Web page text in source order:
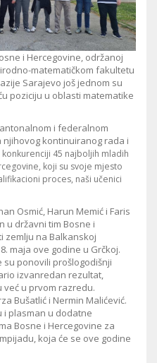
i Hercegovine, održanoj
matematičkom fakultetu
Sarajevo još jednom su
poziciju u oblasti matematike
i federalnom
kontinuiranog rada i
konkurenciji 45 najboljih mladih
koji su svoje mjesto
proces, naši učenici
Osmić, Harun Memić i Faris
u državni tim Bosne i
zemlju na Balkanskoj
maja ove godine u Grčkoj.
su ponovili prošlogodišnji
izvanredan rezultat,
već u prvom razredu.
Bušatlić i Nermin Malićević.
i plasman u dodatne
Bosne i Hercegovine za
koja će se ove godine